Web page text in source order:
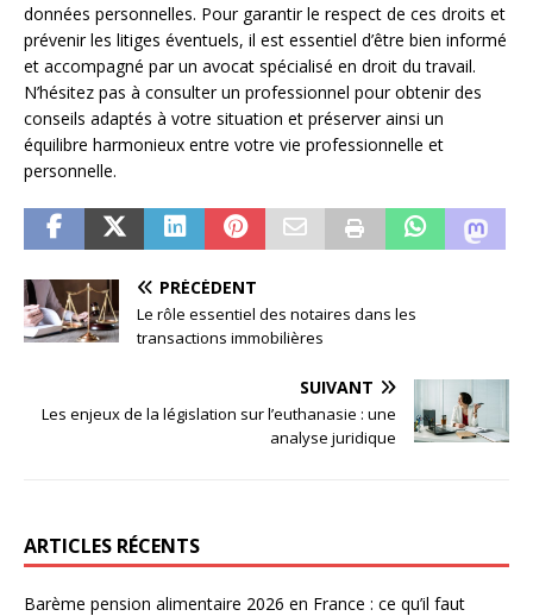
données personnelles. Pour garantir le respect de ces droits et
prévenir les litiges éventuels, il est essentiel d’être bien informé
et accompagné par un avocat spécialisé en droit du travail.
N’hésitez pas à consulter un professionnel pour obtenir des
conseils adaptés à votre situation et préserver ainsi un
équilibre harmonieux entre votre vie professionnelle et
personnelle.
PRÉCÉDENT
Le rôle essentiel des notaires dans les
transactions immobilières
SUIVANT
Les enjeux de la législation sur l’euthanasie : une
analyse juridique
ARTICLES RÉCENTS
Barème pension alimentaire 2026 en France : ce qu’il faut